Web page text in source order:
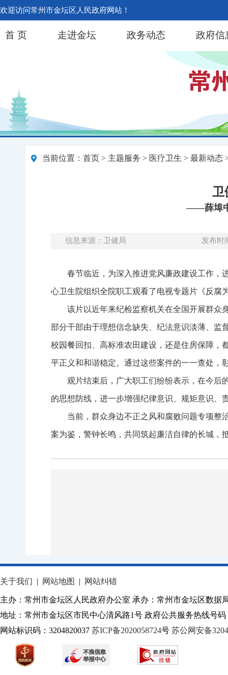
欢迎访问常州市金坛区人民政府网站！
首 页 走进金坛 政务动态 政府信
当前位置： 首页 > 主题服务 > 医疗卫生 > 最新动态
卫
——薛埠中
信息来源：卫健局 发布时
春节临近，为深入推进党风廉政建设工作，
心卫生院组织全院职工观看了电视专题片《反腐
该片以近年来纪检监察机关在全国开展群众
部分干部由于理想信念缺失、纪法意识淡薄、监
校园餐回扣、高标准农田建设，还是住房保障，
平正义和和谐稳定。通过这些案件的一一查处，
观片结束后，广大职工们纷纷表示，在今后
的思想防线，进一步增强纪律意识、规矩意识、
当前，群众身边不正之风和腐败问题专项整
案为鉴，警钟长鸣，共同筑起廉洁自律的长城，
关于我们 | 网站地图 | 网站纠错
主办：常州市金坛区人民政府办公室 承办：常州市金坛区数据
地址：常州市金坛区市民中心清风路1号 政府公共服务热线号码
网站标识码：3204820037 苏ICP备2020058724号 苏公网安备